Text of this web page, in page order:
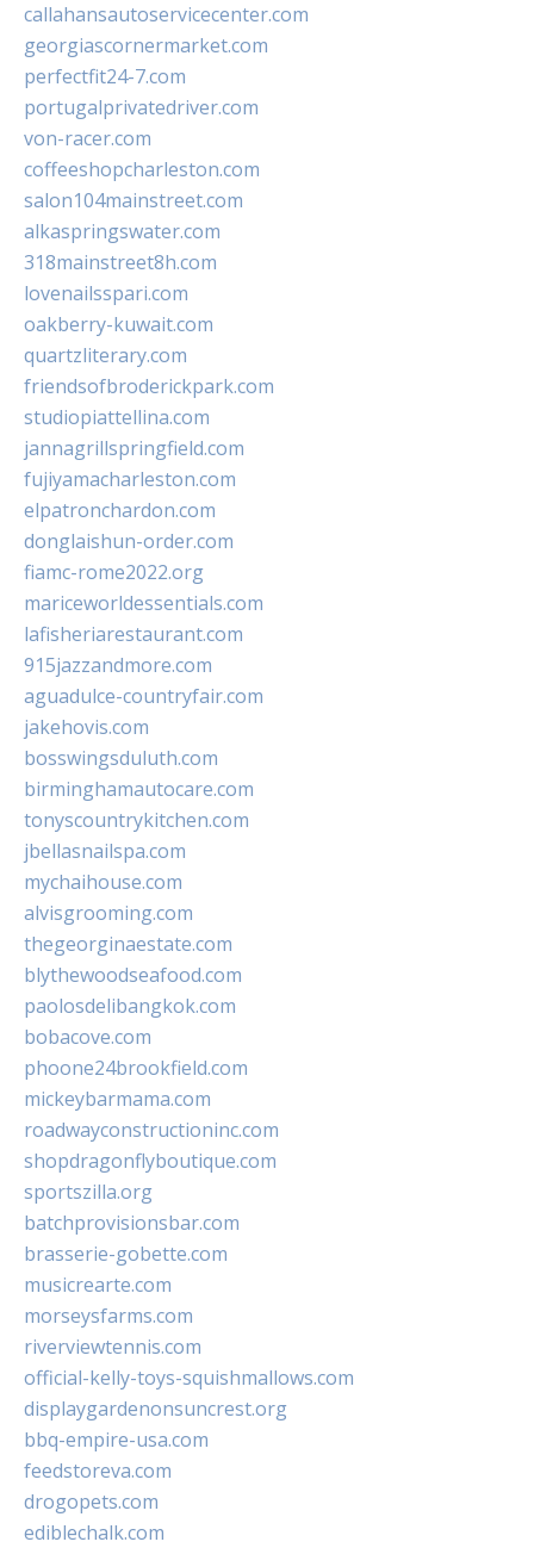
callahansautoservicecenter.com
georgiascornermarket.com
perfectfit24-7.com
portugalprivatedriver.com
von-racer.com
coffeeshopcharleston.com
salon104mainstreet.com
alkaspringswater.com
318mainstreet8h.com
lovenailsspari.com
oakberry-kuwait.com
quartzliterary.com
friendsofbroderickpark.com
studiopiattellina.com
jannagrillspringfield.com
fujiyamacharleston.com
elpatronchardon.com
donglaishun-order.com
fiamc-rome2022.org
mariceworldessentials.com
lafisheriarestaurant.com
915jazzandmore.com
aguadulce-countryfair.com
jakehovis.com
bosswingsduluth.com
birminghamautocare.com
tonyscountrykitchen.com
jbellasnailspa.com
mychaihouse.com
alvisgrooming.com
thegeorginaestate.com
blythewoodseafood.com
paolosdelibangkok.com
bobacove.com
phoone24brookfield.com
mickeybarmama.com
roadwayconstructioninc.com
shopdragonflyboutique.com
sportszilla.org
batchprovisionsbar.com
brasserie-gobette.com
musicrearte.com
morseysfarms.com
riverviewtennis.com
official-kelly-toys-squishmallows.com
displaygardenonsuncrest.org
bbq-empire-usa.com
feedstoreva.com
drogopets.com
ediblechalk.com